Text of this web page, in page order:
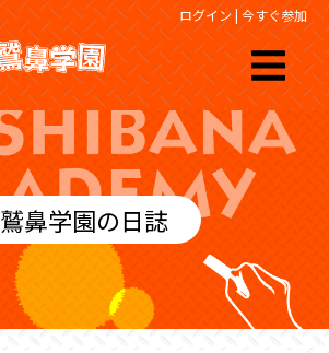
ログイン | 今すぐ参加
鷲鼻学園の日誌